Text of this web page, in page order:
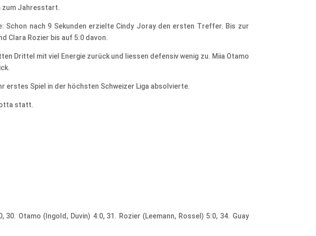
zum Jahresstart.
nach 9 Sekunden erzielte Cindy Joray den ersten Treffer. Bis zur
Clara Rozier bis auf 5:0 davon.
Drittel mit viel Energie zurück und liessen defensiv wenig zu. Miia Otamo
erstes Spiel in der höchsten Schweizer Liga absolvierte.
statt.
Otamo (Ingold, Duvin) 4:0, 31. Rozier (Leemann, Rossel) 5:0, 34. Guay